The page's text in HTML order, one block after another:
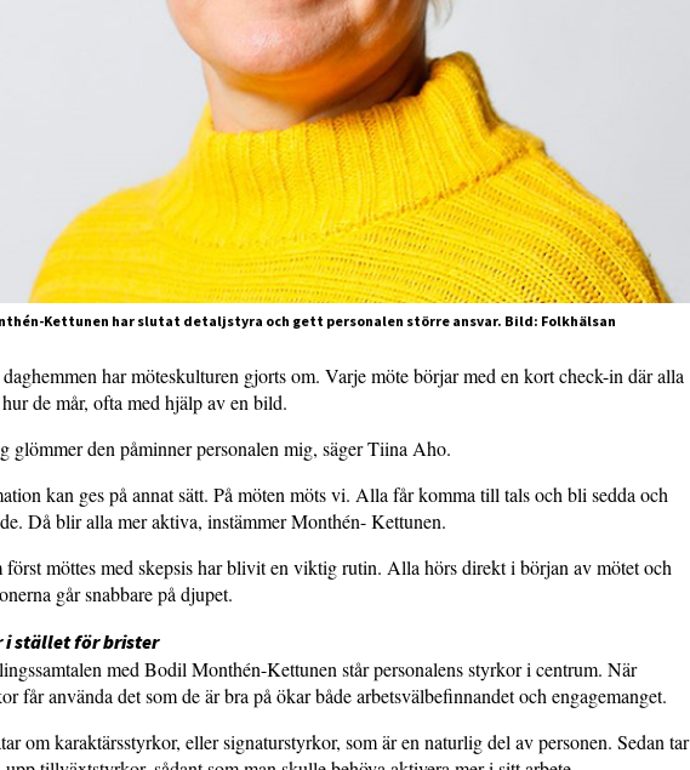
Kettunen har slutat detaljstyra och gett personalen större ansvar. Bild: Folkhälsan
daghemmen har möteskulturen gjorts om. Varje möte börjar med en kort check-in där alla
de mår, ofta med hjälp av en bild.
glömmer den påminner personalen mig, säger Tiina Aho.
kan ges på annat sätt. På möten möts vi. Alla får komma till tals och bli sedda och
Då blir alla mer aktiva, instämmer Monthén- Kettunen.
först möttes med skepsis har blivit en viktig rutin. Alla hörs direkt i början av mötet och
går snabbare på djupet.
i stället för brister
med Bodil Monthén-Kettunen står personalens styrkor i centrum. När
får använda det som de är bra på ökar både arbetsvälbefinnandet och engagemanget.
om karaktärsstyrkor, eller signaturstyrkor, som är en naturlig del av personen. Sedan tar